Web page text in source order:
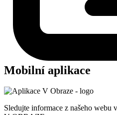
Mobilní aplikace
Sledujte informace z našeho